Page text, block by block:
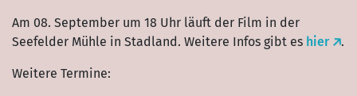
Am 08. September um 18 Uhr läuft der Film in der
Seefelder Mühle in Stadland. Weitere Infos gibt es hier .
Weitere Termine: